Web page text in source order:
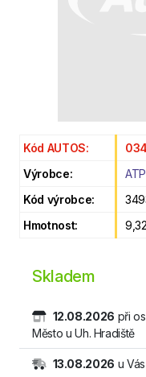
Kód AUTOS:
Výrobce:
ATP
Kód výrobce:
Hmotnost:
Skladem
12.08.2026 při
Město u Uh. Hradiště
13.08.2026 u